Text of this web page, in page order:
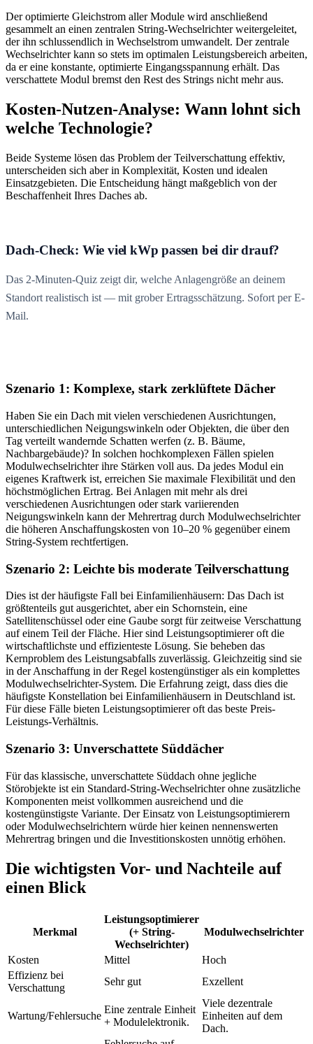
Der optimierte Gleichstrom aller Module wird anschließend
gesammelt an einen zentralen String-Wechselrichter weitergeleitet,
der ihn schlussendlich in Wechselstrom umwandelt. Der zentrale
Wechselrichter kann so stets im optimalen Leistungsbereich arbeiten,
da er eine konstante, optimierte Eingangsspannung erhält. Das
verschattete Modul bremst den Rest des Strings nicht mehr aus.
Kosten-Nutzen-Analyse: Wann lohnt sich
welche Technologie?
Beide Systeme lösen das Problem der Teilverschattung effektiv,
unterscheiden sich aber in Komplexität, Kosten und idealen
Einsatzgebieten. Die Entscheidung hängt maßgeblich von der
Beschaffenheit Ihres Daches ab.
Dach-Check: Wie viel kWp passen bei dir drauf?
Das 2-Minuten-Quiz zeigt dir, welche Anlagengröße an deinem
Standort realistisch ist — mit grober Ertragsschätzung. Sofort per E-
Mail.
Szenario 1: Komplexe, stark zerklüftete Dächer
Haben Sie ein Dach mit vielen verschiedenen Ausrichtungen,
unterschiedlichen Neigungswinkeln oder Objekten, die über den
Tag verteilt wandernde Schatten werfen (z. B. Bäume,
Nachbargebäude)? In solchen hochkomplexen Fällen spielen
Modulwechselrichter ihre Stärken voll aus. Da jedes Modul ein
eigenes Kraftwerk ist, erreichen Sie maximale Flexibilität und den
höchstmöglichen Ertrag. Bei Anlagen mit mehr als drei
verschiedenen Ausrichtungen oder stark variierenden
Neigungswinkeln kann der Mehrertrag durch Modulwechselrichter
die höheren Anschaffungskosten von 10–20 % gegenüber einem
String-System rechtfertigen.
Szenario 2: Leichte bis moderate Teilverschattung
Dies ist der häufigste Fall bei Einfamilienhäusern: Das Dach ist
größtenteils gut ausgerichtet, aber ein Schornstein, eine
Satellitenschüssel oder eine Gaube sorgt für zeitweise Verschattung
auf einem Teil der Fläche. Hier sind Leistungsoptimierer oft die
wirtschaftlichste und effizienteste Lösung. Sie beheben das
Kernproblem des Leistungsabfalls zuverlässig. Gleichzeitig sind sie
in der Anschaffung in der Regel kostengünstiger als ein komplettes
Modulwechselrichter-System. Die Erfahrung zeigt, dass dies die
häufigste Konstellation bei Einfamilienhäusern in Deutschland ist.
Für diese Fälle bieten Leistungsoptimierer oft das beste Preis-
Leistungs-Verhältnis.
Szenario 3: Unverschattete Süddächer
Für das klassische, unverschattete Süddach ohne jegliche
Störobjekte ist ein Standard-String-Wechselrichter ohne zusätzliche
Komponenten meist vollkommen ausreichend und die
kostengünstigste Variante. Der Einsatz von Leistungsoptimierern
oder Modulwechselrichtern würde hier keinen nennenswerten
Mehrertrag bringen und die Investitionskosten unnötig erhöhen.
Die wichtigsten Vor- und Nachteile auf
einen Blick
Merkmal
Leistungsoptimierer
(+ String-
Wechselrichter)
Modulwechselrichter
Kosten Mittel
Hoch
Effizienz bei
Verschattung
Sehr gut Exzellent
Wartung/Fehlersuche
Eine zentrale Einheit
+ Modulelektronik.
Viele dezentrale
Einheiten auf dem
Dach.